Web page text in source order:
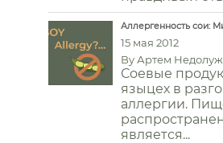
Аллергенность сои:
15 мая 2012
By Артем
Соевые
языцех в
аллергии.
является...